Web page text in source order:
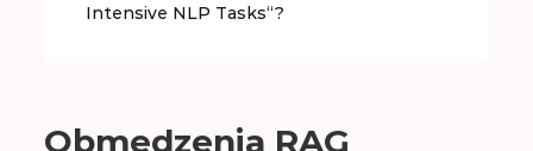
Intensive NLP Tasks“?
Obmedzenia RAG